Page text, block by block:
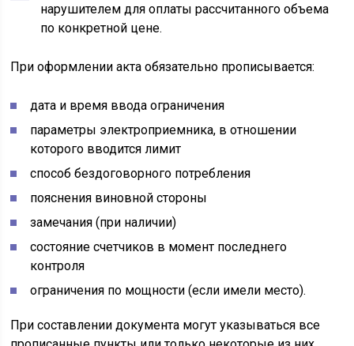
нарушителем для оплаты рассчитанного объема
по конкретной цене.
При оформлении акта обязательно прописывается:
дата и время ввода ограничения
параметры электроприемника, в отношении
которого вводится лимит
способ бездоговорного потребления
пояснения виновной стороны
замечания (при наличии)
состояние счетчиков в момент последнего
контроля
ограничения по мощности (если имели место).
При составлении документа могут указываться все